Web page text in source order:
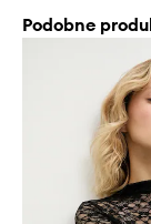
Podobne